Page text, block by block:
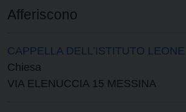
Afferiscono
CAPPELLA DELL’ISTITUTO
Chiesa
VIA ELENUCCIA 15 MESSINA